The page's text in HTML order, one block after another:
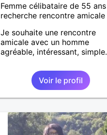
Femme célibataire de 55 ans
recherche rencontre amicale
Je souhaite une rencontre
amicale avec un homme
agréable, intéressant, simple.
Voir le profil